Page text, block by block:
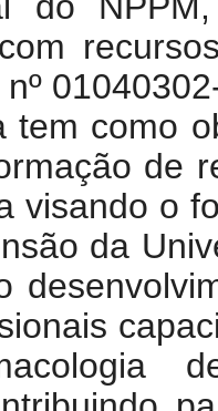
como
de
visando o
da